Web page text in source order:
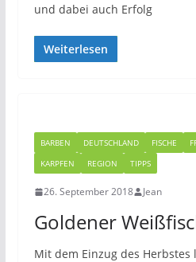
und dabei auch Erfolg
Weiterlesen
BARBEN DEUTSCHLAND FISCHE
KARPFEN
REGION TIPPS
26. September 2018 Jean
Goldener
Mit dem Einzug des Herbstes